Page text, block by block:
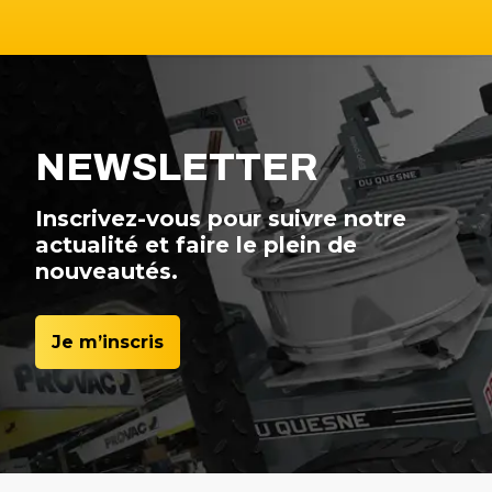
NEWSLETTER
Inscrivez-vous pour suivre notre
actualité et faire le plein de
nouveautés.
Je m’inscris